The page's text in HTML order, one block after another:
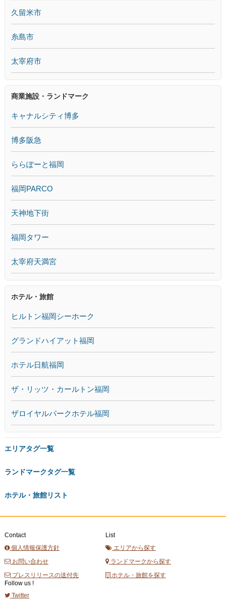
久留米市
糸島市
太宰府市
商業施設・ランドマーク
キャナルシティ博多
博多阪急
ららぽーと福岡
福岡PARCO
天神地下街
福岡タワー
太宰府天満宮
ホテル・旅館
ヒルトン福岡シーホーク
グランドハイアット福岡
ホテル日航福岡
ザ・リッツ・カールトン福岡
ザロイヤルパークホテル福岡
エリアタグ一覧
ランドマークタグ一覧
ホテル・旅館リスト
Contact
個人情報保護方針
お問い合わせ
プレスリリースの送付先
List
エリアから探す
ランドマークから探す
ホテル・旅館を探す
Follow us !
Twitter